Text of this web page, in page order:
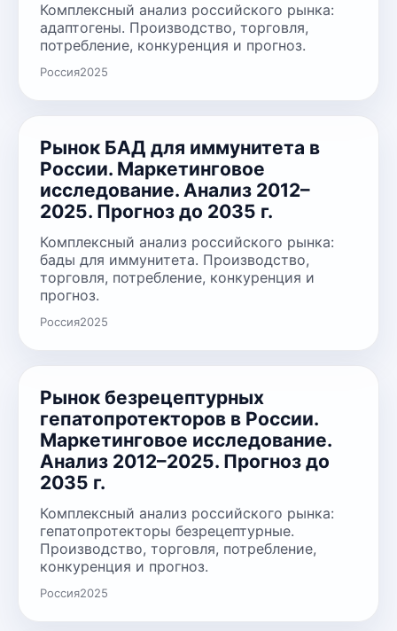
Комплексный анализ российского рынка:
адаптогены. Производство, торговля,
потребление, конкуренция и прогноз.
Россия2025
Рынок БАД для иммунитета в
России. Маркетинговое
исследование. Анализ 2012–
2025. Прогноз до 2035 г.
Комплексный анализ российского рынка:
бады для иммунитета. Производство,
торговля, потребление, конкуренция и
прогноз.
Россия2025
Рынок безрецептурных
гепатопротекторов в России.
Маркетинговое исследование.
Анализ 2012–2025. Прогноз до
2035 г.
Комплексный анализ российского рынка:
гепатопротекторы безрецептурные.
Производство, торговля, потребление,
конкуренция и прогноз.
Россия2025